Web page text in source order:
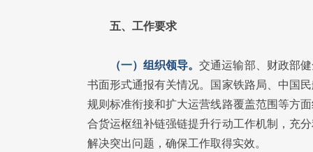
五、工作要求
（一）组织领导。交通运输部、财政部
书面形式通报有关情况。国家铁路局、中国
规则标准衔接和扩大运营线路覆盖范围等方
合货运枢纽补链强链提升行动工作机制，充
解决突出问题，确保工作取得实效。